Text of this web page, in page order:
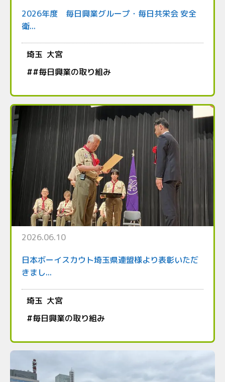
2026年度 毎日興業グループ・毎日共栄会 安全
衛...
埼玉 大宮
##毎日興業の取り組み
2026.06.10
日本ボーイスカウト埼玉県連盟様より表彰いただ
きまし...
埼玉 大宮
#毎日興業の取り組み